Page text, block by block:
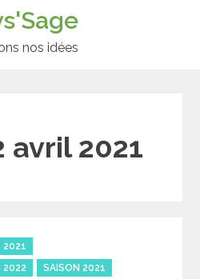
nos idées
avril 2021
2021
2022
SAISON 2021